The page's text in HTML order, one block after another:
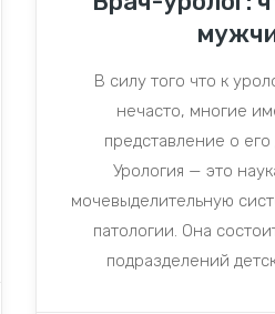
В силу того что к
нечасто, многие
представление о его
Урология — это
мочевыделительную
патологии. Она
подразделений